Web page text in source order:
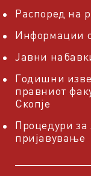
Распоред на
Информации
Јавни
Годишни
правниот
Скопје
Процедури
пријавување